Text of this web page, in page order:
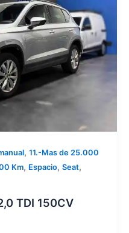
, 11.-Mas de 25.000
Km, Espacio, Seat,
TDI 150CV